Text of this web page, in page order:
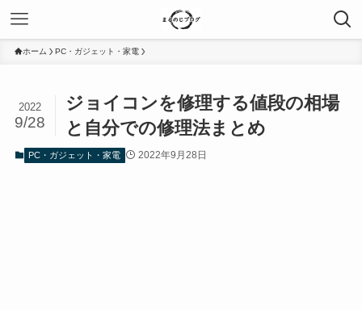
ホーム PC・ガジェット・家電
ジョイコンを修理する値段の相場
と自分での修理法まとめ
2022
9/28
PC・ガジェット・家電 2022年9月28日